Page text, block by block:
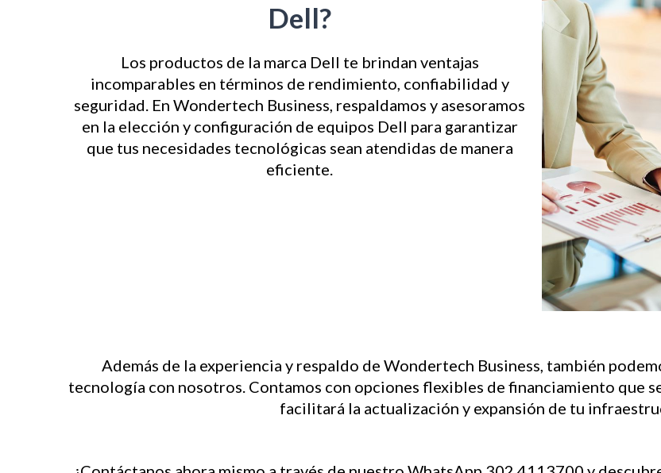
Dell?
Los productos de la marca Dell te brindan ventajas
incomparables en términos de rendimiento, confiabilidad y
seguridad. En Wondertech Business, respaldamos y asesoramos
en la elección y configuración de equipos Dell para garantizar
que tus necesidades tecnológicas sean atendidas de manera
eficiente.
Además de la experiencia y respaldo de Wondertech Business, también
tecnología con nosotros. Contamos con opciones flexibles de financiamiento que
facilitará la actualización y expansión de tu